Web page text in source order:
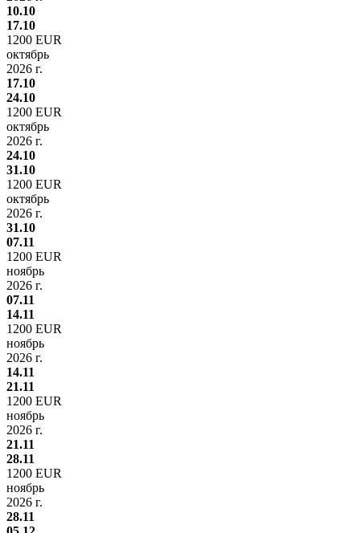
10.10
17.10
1200 EUR
октябрь
2026 г.
17.10
24.10
1200 EUR
октябрь
2026 г.
24.10
31.10
1200 EUR
октябрь
2026 г.
31.10
07.11
1200 EUR
ноябрь
2026 г.
07.11
14.11
1200 EUR
ноябрь
2026 г.
14.11
21.11
1200 EUR
ноябрь
2026 г.
21.11
28.11
1200 EUR
ноябрь
2026 г.
28.11